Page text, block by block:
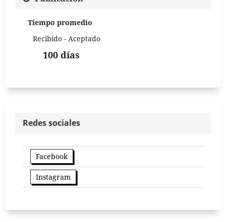
Tiempo promedio
Recibido - Aceptado
100 días
Redes sociales
Facebook
Instagram